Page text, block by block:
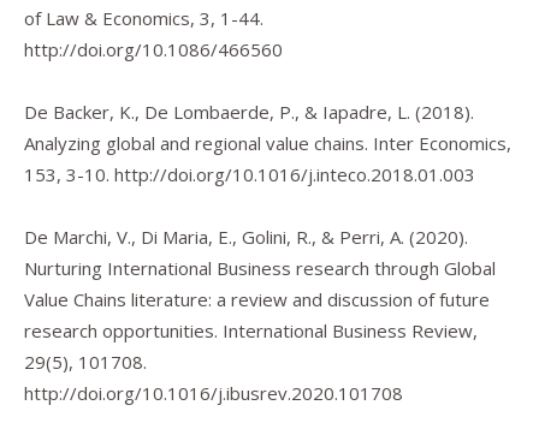
of Law & Economics, 3, 1-44.
http://doi.org/10.1086/466560
De Backer, K., De Lombaerde, P., & Iapadre, L. (2018).
Analyzing global and regional value chains. Inter Economics,
153, 3-10. http://doi.org/10.1016/j.inteco.2018.01.003
De Marchi, V., Di Maria, E., Golini, R., & Perri, A. (2020).
Nurturing International Business research through Global
Value Chains literature: a review and discussion of future
research opportunities. International Business Review,
29(5), 101708.
http://doi.org/10.1016/j.ibusrev.2020.101708